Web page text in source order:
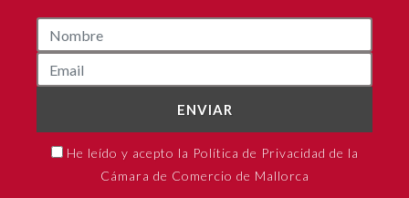
ENVIAR
He leído y acepto la Política de Privacidad de la
Cámara de Comercio de Mallorca